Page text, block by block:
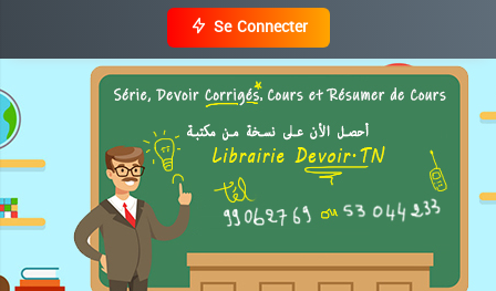
Se Connecter